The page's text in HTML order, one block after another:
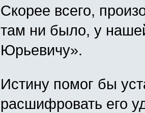
Скорее всего,
там ни было, у
Юрьевичу».
Истину помог бы
расшифровать его